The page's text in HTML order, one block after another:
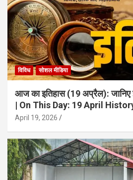
विविध सोशल मीडिया
आज का इतिहास (19 अप्रैल): जानिए
| On This Day: 19 April
April 19, 2026